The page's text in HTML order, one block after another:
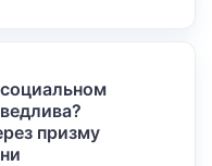
призму